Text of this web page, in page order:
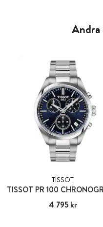
TISSOT
TISSOT PR 100
Pris:4 795 kr
4 795 kr